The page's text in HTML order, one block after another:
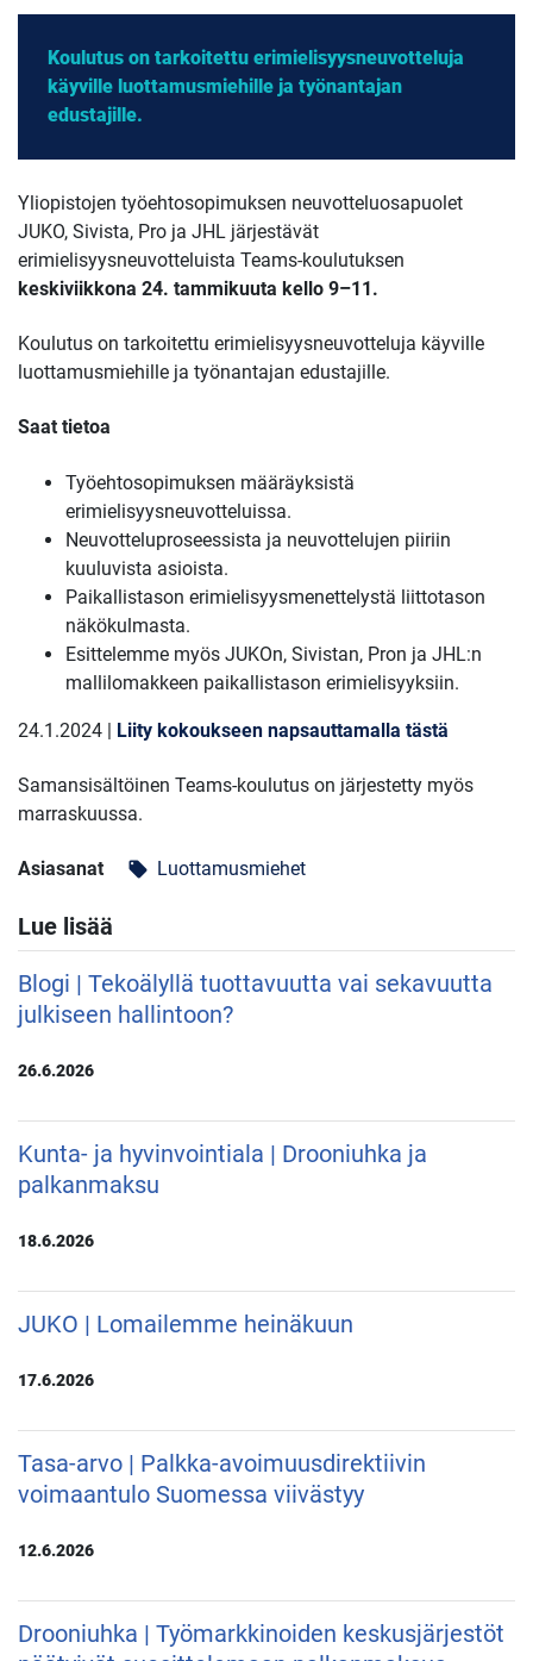
Koulutus on tarkoitettu erimielisyysneuvotteluja
käyville luottamusmiehille ja työnantajan
edustajille.
Yliopistojen työehtosopimuksen neuvotteluosapuolet
JUKO, Sivista, Pro ja JHL järjestävät
erimielisyysneuvotteluista Teams-koulutuksen
keskiviikkona 24. tammikuuta kello 9–11.
Koulutus on tarkoitettu erimielisyysneuvotteluja käyville
luottamusmiehille ja työnantajan edustajille.
Saat tietoa
Työehtosopimuksen määräyksistä
erimielisyysneuvotteluissa.
Neuvotteluproseessista ja neuvottelujen piiriin
kuuluvista asioista.
Paikallistason erimielisyysmenettelystä liittotason
näkökulmasta.
Esittelemme myös JUKOn, Sivistan, Pron ja JHL:n
mallilomakkeen paikallistason erimielisyyksiin.
24.1.2024 | Liity kokoukseen napsauttamalla tästä
Samansisältöinen Teams-koulutus on järjestetty myös
marraskuussa.
Asiasanat local_offer Luottamusmiehet
Lue lisää
Blogi | Tekoälyllä tuottavuutta vai sekavuutta
julkiseen hallintoon?
26.6.2026
Kunta- ja hyvinvointiala | Drooniuhka ja
palkanmaksu
18.6.2026
JUKO | Lomailemme heinäkuun
17.6.2026
Tasa-arvo | Palkka-avoimuusdirektiivin
voimaantulo Suomessa viivästyy
12.6.2026
Drooniuhka | Työmarkkinoiden keskusjärjestöt